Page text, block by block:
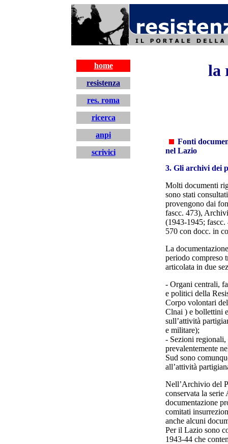
home
la
Fonti
nel Lazio
3. Gli archivi dei
Molti documenti
sono stati
provengono dai
fascc. 473),
(1943-1945;
570 con docc. in
La
periodo compreso
articolata in due
- Organi centrali,
e politici della
Corpo volontari
Clnai ) e bollettini
sull’attività
e militare);
- Sezioni
prevalentemente
Sud sono
all’attività
Nell’Archivio del
conservata la
documentazione
comitati
anche alcuni
Per il Lazio sono
1943-44 che
resistenza
res. roma
ricerca
anpi
scrivici